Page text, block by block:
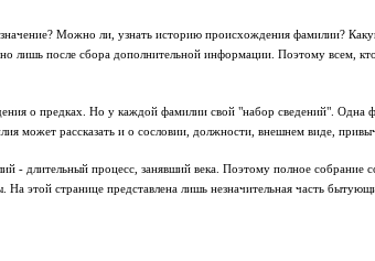
значение? Можно ли, узнать историю происхождения фамилии?
лишь после сбора дополнительной информации. Поэтому всем,
о предках. Но у каждой фамилии свой "набор сведений". Одна
может рассказать и о сословии, должности, внешнем виде,
- длительный процесс, занявший века. Поэтому полное
На этой странице представлена лишь незначительная часть